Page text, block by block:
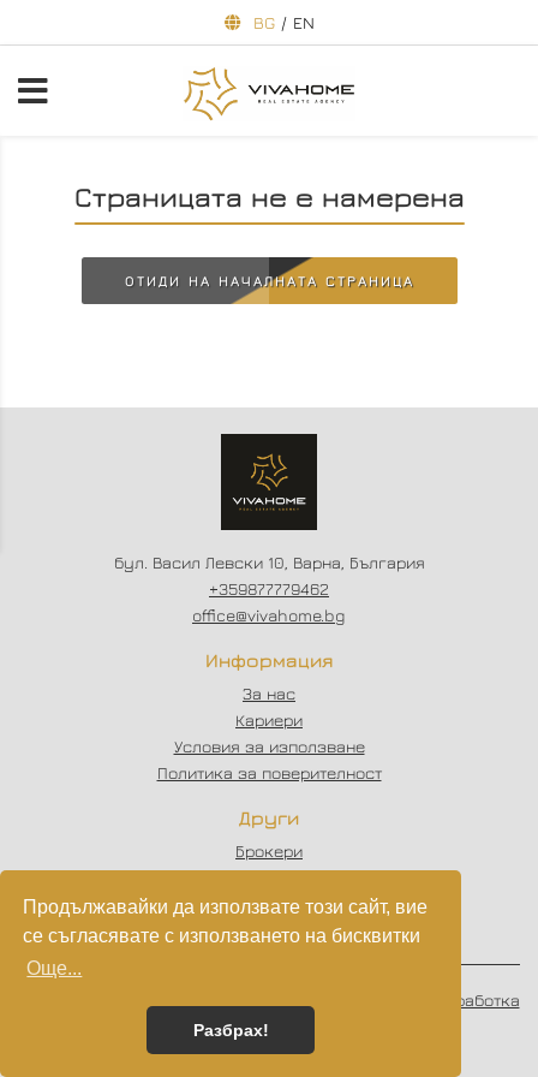
Продължавайки да използвате този сайт, вие
се съгласявате с използването на бисквитки
Още...
Разбрах!
BG / EN
Страницата не е намерена
ОТИДИ НА НАЧАЛНАТА СТРАНИЦА
бул. Васил Левски 10, Варна, България
+359877779462
office@vivahome.bg
Информация
За нас
Кариери
Условия за използване
Политика за поверителност
Други
Брокери
Отзиви
Статии
Партньори
Изработка
на софтуер